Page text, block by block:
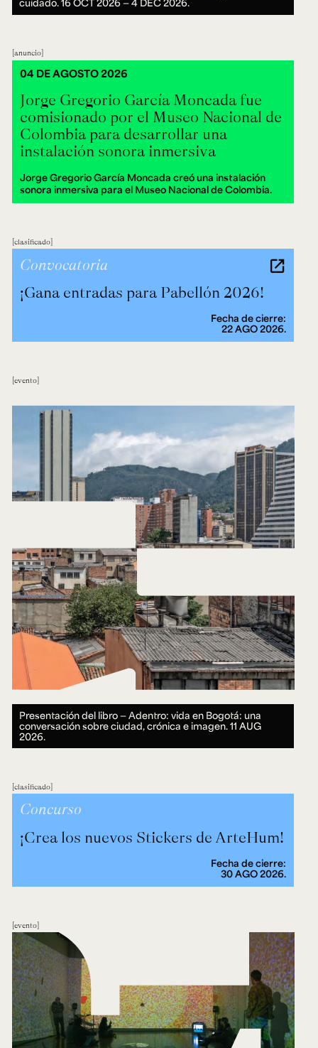
cuidado.16 OCT 2026 ― 4 DEC 2026.
anuncio
Jorge Gregorio García Moncada fue
comisionado por el Museo Nacional de
Colombia para desarrollar una
instalación sonora inmersiva
Jorge Gregorio García Moncada creó una instalación
sonora inmersiva para el Museo Nacional de Colombia.
04 DE AGOSTO 2026
clasificado
¡Gana entradas para Pabellón 2026!
Convocatoria
Fecha de cierre:
22 AGO 2026.
evento
Presentación del libro — Adentro: vida en Bogotá: una
conversación sobre ciudad, crónica e imagen.11 AUG
2026.
clasificado
Concurso
¡Crea los nuevos Stickers de ArteHum!
Fecha de cierre:
30 AGO 2026.
evento